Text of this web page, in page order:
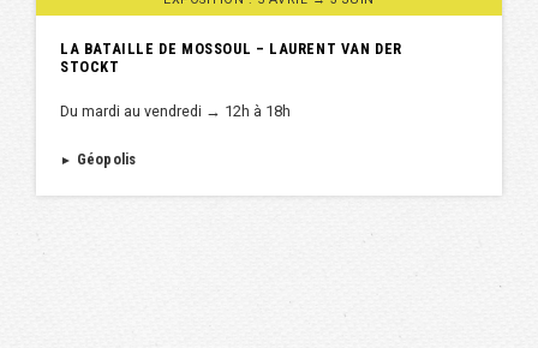
LA BATAILLE DE MOSSOUL – LAURENT VAN DER
STOCKT
Du mardi au vendredi → 12h à 18h
► Géopolis